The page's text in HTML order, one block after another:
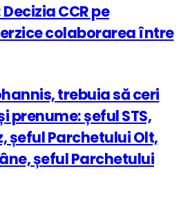
CCR pe
colaborarea între
trebuia să ceri
prenume: șeful STS,
șeful Parchetului Olt,
șeful Parchetului